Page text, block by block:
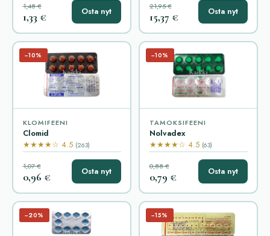
1,48 €
1,33 € Osta nyt 21,95 €
15,37 € Osta nyt
−10%
KLOMIFEENI
Clomid
★★★★☆ 4.5 (263)
1,07 €
0,96 € Osta nyt
−10%
TAMOKSIFEENI
Nolvadex
★★★★☆ 4.5 (63)
0,88 €
0,79 € Osta nyt
−20% −15%